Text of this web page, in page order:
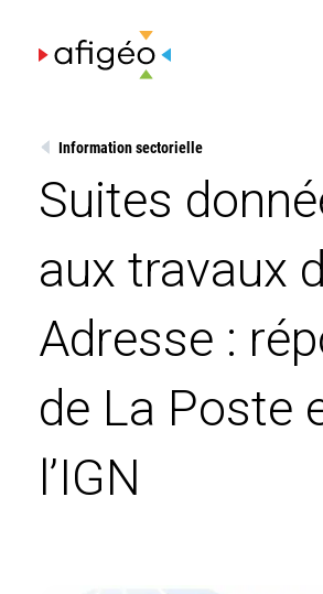
content
Information sectorielle
Suites
aux travaux
Adresse :
de La Poste
l’IGN